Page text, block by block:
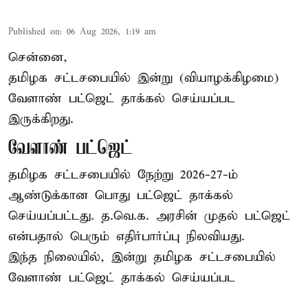
Published on: 06 Aug 2026, 1:19 am
சென்னை,
தமிழக சட்டசபையில் இன்று (வியாழக்கிழமை)
வேளாண் பட்ஜெட் தாக்கல் செய்யப்பட
இருக்கிறது.
வேளாண் பட்ஜெட்
தமிழக சட்டசபையில் நேற்று 2026-27-ம்
ஆண்டுக்கான பொது பட்ஜெட் தாக்கல்
செய்யப்பட்டது. த.வெ.க. அரசின் முதல் பட்ஜெட்
என்பதால் பெரும் எதிர்பார்ப்பு நிலவியது.
இந்த நிலையில், இன்று தமிழக சட்டசபையில்
வேளாண் பட்ஜெட் தாக்கல் செய்யப்பட